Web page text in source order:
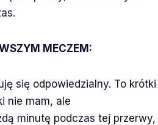
MECZEM:
się odpowiedzialny. To krótki
nie mam, ale
minutę podczas tej przerwy,